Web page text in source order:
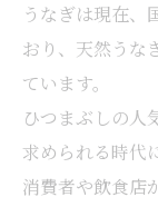
うなぎは現在、
おり、天然うな
ています。
ひつまぶしの人
求められる時代
消費者や飲食店